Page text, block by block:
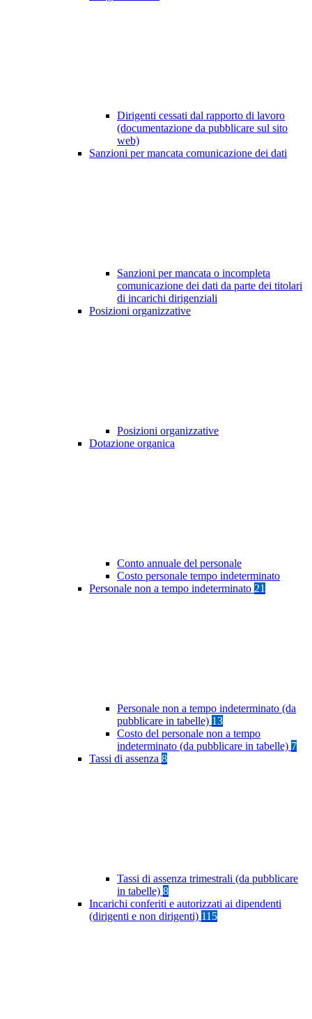
Dirigenti cessati dal rapporto di lavoro
(documentazione da pubblicare sul sito
web)
Sanzioni per mancata comunicazione dei dati
Sanzioni per mancata o incompleta
comunicazione dei dati da parte dei titolari
di incarichi dirigenziali
Posizioni organizzative
Posizioni organizzative
Dotazione organica
Conto annuale del personale
Costo personale tempo indeterminato
Personale non a tempo indeterminato 21
Personale non a tempo indeterminato (da
pubblicare in tabelle) 13
Costo del personale non a tempo
indeterminato (da pubblicare in tabelle) 7
Tassi di assenza 8
Tassi di assenza trimestrali (da pubblicare
in tabelle) 8
Incarichi conferiti e autorizzati ai dipendenti
(dirigenti e non dirigenti) 115